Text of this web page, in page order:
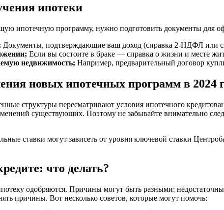
ипотеки
ипотечную программу, нужно подготовить документы для
Документы, подтверждающие ваш доход (справка 2-НДФЛ или
Если вы состоите в браке — справка о жизни и месте
недвижимость; Например, предварительный договор
новых ипотечных программ в 2024
структуры пересматривают условия ипотечного
существующих. Поэтому не забывайте внимательно
ставки могут зависеть от уровня ключевой ставки
что делать?
одобряются. Причины могут быть разными:
причины. Вот несколько советов, которые могут помочь: